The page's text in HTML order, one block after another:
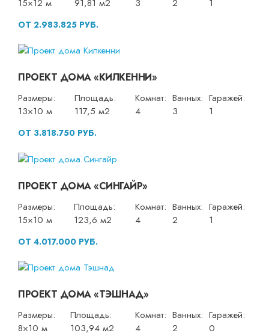
15×12 м
91,81 м2
3
2
1
ОТ 2.983.825 РУБ.
ПРОЕКТ ДОМА «КИЛКЕННИ»
Размеры:
13×10 м
Площадь:
117,5 м2
Комнат:
4
Ванных:
3
Гаражей:
1
ОТ 3.818.750 РУБ.
ПРОЕКТ ДОМА «СИНГАЙР»
Размеры:
15×10 м
Площадь:
123,6 м2
Комнат:
4
Ванных:
2
Гаражей:
1
ОТ 4.017.000 РУБ.
ПРОЕКТ ДОМА «ТЭШНАД»
Размеры:
8×10 м
Площадь:
103,94 м2
Комнат:
4
Ванных:
2
Гаражей:
0